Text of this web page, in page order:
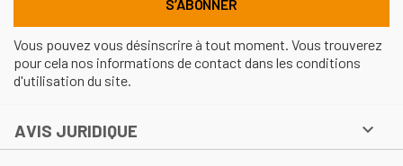
Vous pouvez vous désinscrire à tout moment. Vous trouverez
pour cela nos informations de contact dans les conditions
d'utilisation du site.
AVIS JURIDIQUE 